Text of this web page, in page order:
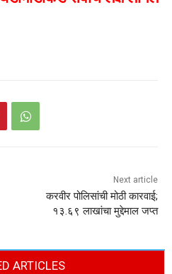
Next article
करवीर पोलिसांची मोठी कारवाई;
१३.६९ लाखांचा मुद्देमाल जप्त
ARTICLES